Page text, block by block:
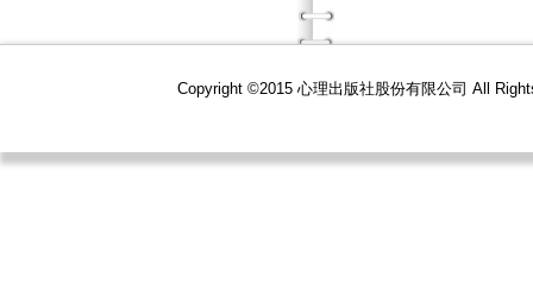
Copyright ©2015 心理出版社股份有限公司 All